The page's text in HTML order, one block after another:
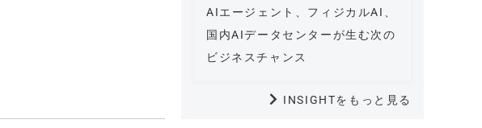
AIエージェント、フィジカルAI、
国内AIデータセンターが生む次の
ビジネスチャンス
INSIGHTをもっと見る